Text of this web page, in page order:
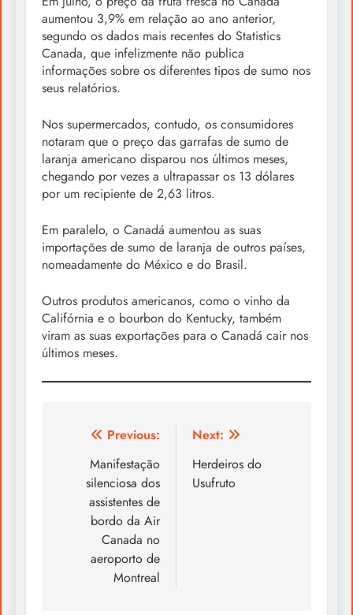
aumentou 3,9% em relação ao ano anterior,
segundo os dados mais recentes do Statistics
Canada, que infelizmente não publica
informações sobre os diferentes tipos de sumo nos
seus relatórios.
Nos supermercados, contudo, os consumidores
notaram que o preço das garrafas de sumo de
laranja americano disparou nos últimos meses,
chegando por vezes a ultrapassar os 13 dólares
por um recipiente de 2,63 litros.
Em paralelo, o Canadá aumentou as suas
importações de sumo de laranja de outros países,
nomeadamente do México e do Brasil.
Outros produtos americanos, como o vinho da
Califórnia e o bourbon do Kentucky, também
viram as suas exportações para o Canadá cair nos
últimos meses.
Post
navigation
Previous:
Manifestação
silenciosa dos
assistentes de
bordo da Air
Canada no
aeroporto de
Montreal
Next:
Herdeiros do
Usufruto